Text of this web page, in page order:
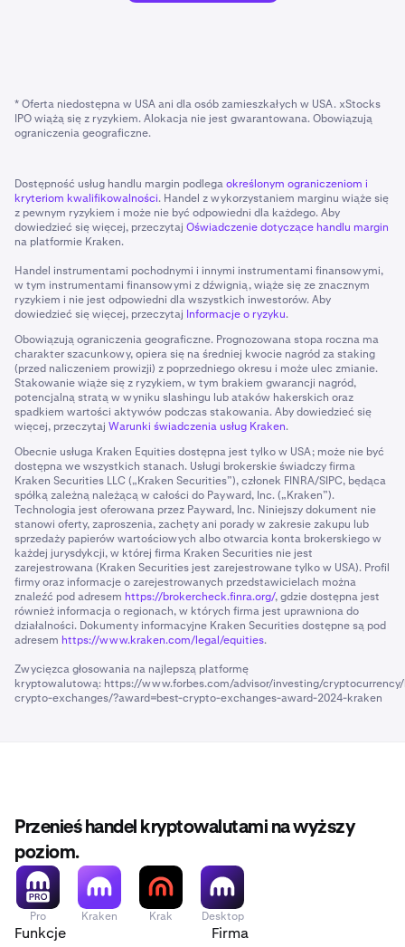
* Oferta niedostępna w USA ani dla osób zamieszkałych w USA. xStocks
IPO wiążą się z ryzykiem. Alokacja nie jest gwarantowana. Obowiązują
ograniczenia geograficzne.
Dostępność usług handlu margin podlegaokreślonym ograniczeniom i
kryteriom kwalifikowalności. Handel z wykorzystaniem marginu wiąże się
z pewnym ryzykiem i może nie być odpowiedni dla każdego. Aby
dowiedzieć się więcej, przeczytaj Oświadczenie dotyczące handlu margin
na platformie Kraken.
Handel instrumentami pochodnymi i innymi instrumentami finansowymi,
w tym instrumentami finansowymi z dźwignią, wiąże się ze znacznym
ryzykiem i nie jest odpowiedni dla wszystkich inwestorów. Aby
dowiedzieć się więcej, przeczytaj Informacje o ryzyku.
Obowiązują ograniczenia geograficzne. Prognozowana stopa roczna ma
charakter szacunkowy, opiera się na średniej kwocie nagród za staking
(przed naliczeniem prowizji) z poprzedniego okresu i może ulec zmianie.
Stakowanie wiąże się z ryzykiem, w tym brakiem gwarancji nagród,
potencjalną stratą w wyniku slashingu lub ataków hakerskich oraz
spadkiem wartości aktywów podczas stakowania. Aby dowiedzieć się
więcej, przeczytaj Warunki świadczenia usług Kraken.
Obecnie usługa Kraken Equities dostępna jest tylko w USA; może nie być
dostępna we wszystkich stanach. Usługi brokerskie świadczy firma
Kraken Securities LLC („Kraken Securities”), członek FINRA/SIPC, będąca
spółką zależną należącą w całości do Payward, Inc. („Kraken”).
Technologia jest oferowana przez Payward, Inc. Niniejszy dokument nie
stanowi oferty, zaproszenia, zachęty ani porady w zakresie zakupu lub
sprzedaży papierów wartościowych albo otwarcia konta brokerskiego w
każdej jurysdykcji, w której firma Kraken Securities nie jest
zarejestrowana (Kraken Securities jest zarejestrowane tylko w USA). Profil
firmy oraz informacje o zarejestrowanych przedstawicielach można
znaleźć pod adresem https://brokercheck.finra.org/, gdzie dostępna jest
również informacja o regionach, w których firma jest uprawniona do
działalności. Dokumenty informacyjne Kraken Securities dostępne są pod
adresem https://www.kraken.com/legal/equities.
Zwycięzca głosowania na najlepszą platformę
kryptowalutową: https://www.forbes.com/advisor/investing/
crypto-exchanges/?award=best-crypto-exchanges-award-2024-kraken
Przenieś handel kryptowalutami na wyższy
poziom.
Pro Kraken Krak Desktop
Funkcje Firma